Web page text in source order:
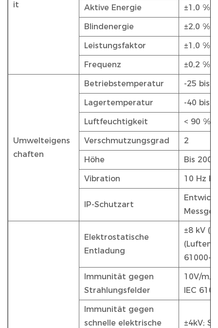
it
Aktive Energie ±1,0 %
Blindenergie ±2,0 %
Leistungsfaktor ±1,0 %
Frequenz ±0,2 %
Umwelteigens
chaften
Betriebstemperatur -25 bis
Lagertemperatur -40 bis
Luftfeuchtigkeit < 90 %,
Verschmutzungsgrad 2
Höhe Bis
Vibration 10 Hz
IP-Schutzart
Elektrostatische
Entladung
±8 kV
61000-
Immunität gegen
Strahlungsfelder
10V/
IEC
Immunität gegen
schnelle elektrische
±4kV;